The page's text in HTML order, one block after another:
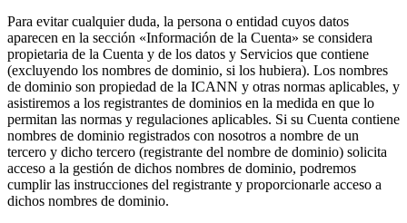
Para evitar cualquier duda, la persona o entidad cuyos datos
aparecen en la sección «Información de la Cuenta» se considera
propietaria de la Cuenta y de los datos y Servicios que contiene
(excluyendo los nombres de dominio, si los hubiera). Los nombres
de dominio son propiedad de la ICANN y otras normas aplicables, y
asistiremos a los registrantes de dominios en la medida en que lo
permitan las normas y regulaciones aplicables. Si su Cuenta contiene
nombres de dominio registrados con nosotros a nombre de un
tercero y dicho tercero (registrante del nombre de dominio) solicita
acceso a la gestión de dichos nombres de dominio, podremos
cumplir las instrucciones del registrante y proporcionarle acceso a
dichos nombres de dominio.